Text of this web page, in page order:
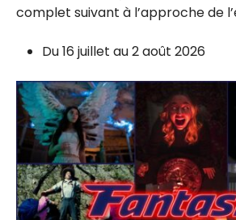
complet suivant à l’approche de
Du 16 juillet au 2 août 2026